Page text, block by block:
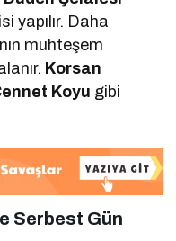
yapılır. Daha
muhteşem
Korsan
Koyu gibi
Serbest Gün